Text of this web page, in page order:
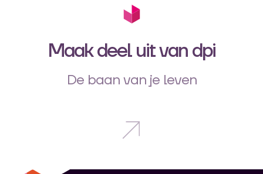
Maak deel uit van dpi
De baan van je leven